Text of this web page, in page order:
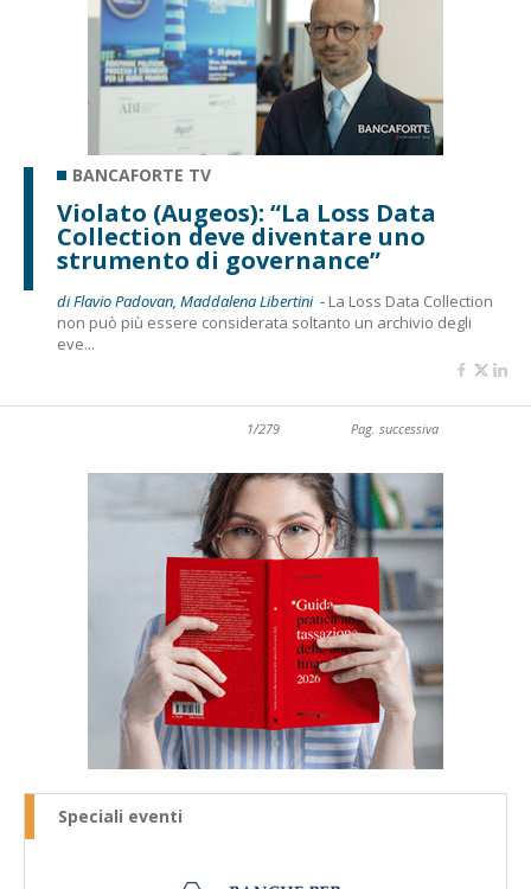
BANCAFORTE TV
Violato (Augeos): “La Loss Data
Collection deve diventare uno
strumento di governance”
di Flavio Padovan, Maddalena Libertini - La Loss Data Collection
non può più essere considerata soltanto un archivio degli
eve...
1/279 Pag. successiva
Speciali eventi